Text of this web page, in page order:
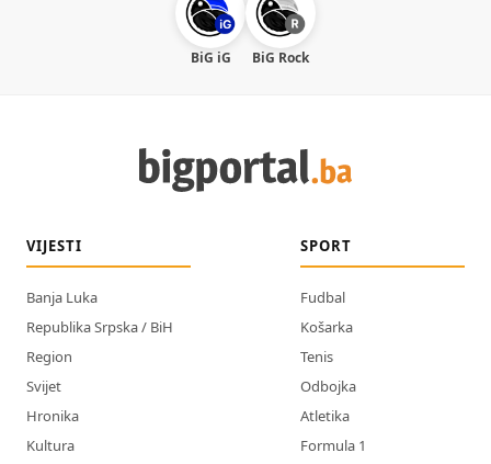
BiG iG BiG Rock
VIJESTI
Banja Luka
Republika Srpska / BiH
Region
Svijet
Hronika
Kultura
SPORT
Fudbal
Košarka
Tenis
Odbojka
Atletika
Formula 1